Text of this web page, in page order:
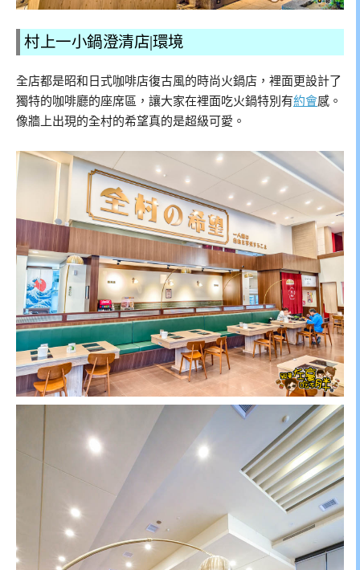
村上一小鍋澄清店|環境
全店都是昭和日式咖啡店復古風的時尚火鍋店，裡面更設計了
獨特的咖啡廳的座席區，讓大家在裡面吃火鍋特別有約會感。
像牆上出現的全村的希望真的是超級可愛。